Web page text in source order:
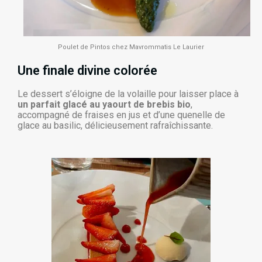
Poulet de Pintos chez Mavrommatis Le Laurier
Une finale divine colorée
Le dessert s’éloigne de la volaille pour laisser place à
un parfait glacé au yaourt de brebis bio,
accompagné de fraises en jus et d’une quenelle de
glace au basilic, délicieusement rafraîchissante.